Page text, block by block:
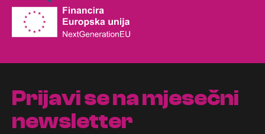
Prijavi se na mjesečni
newsletter